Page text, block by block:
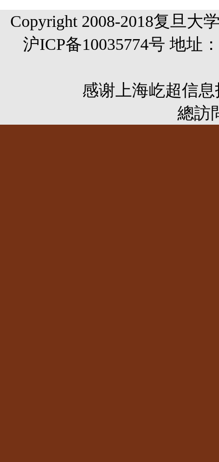
Copyright 2008-2018复旦大
沪ICP备10035774号 地址
感谢 上海屹超信
總訪